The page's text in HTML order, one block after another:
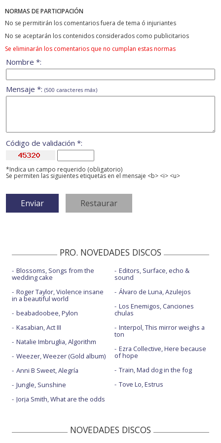
NORMAS DE PARTICIPACIÓN
No se permitirán los comentarios fuera de tema ó injuriantes
No se aceptarán los contenidos considerados como publicitarios
Se eliminarán los comentarios que no cumplan estas normas
Nombre *:
Mensaje *: (500 caracteres máx)
Código de validación *:
*Indica un campo requerido (obligatorio)
Se permiten las siguientes etiquetas en el mensaje <b> <i> <u>
PRO. NOVEDADES DISCOS
Blossoms, Songs from the
wedding cake
Roger Taylor, Violence insane
in a beautiful world
beabadoobee, Pylon
Kasabian, Act III
Natalie Imbruglia, Algorithm
Weezer, Weezer (Gold album)
Anni B Sweet, Alegría
Jungle, Sunshine
Jorja Smith, What are the odds
Editors, Surface, echo &
sound
Álvaro de Luna, Azulejos
Los Enemigos, Canciones
chulas
Interpol, This mirror weighs a
ton
Ezra Collective, Here because
of hope
Train, Mad dog in the fog
Tove Lo, Estrus
NOVEDADES DISCOS